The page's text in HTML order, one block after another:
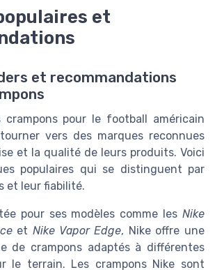
et
et recommandations
crampons pour le football américain
vers des marques reconnues
et la qualité de leurs produits. Voici
populaires qui se distinguent par
et leur fiabilité.
pour ses modèles comme les Nike
et Nike Vapor Edge, Nike offre une
de crampons adaptés à différentes
le terrain. Les crampons Nike sont